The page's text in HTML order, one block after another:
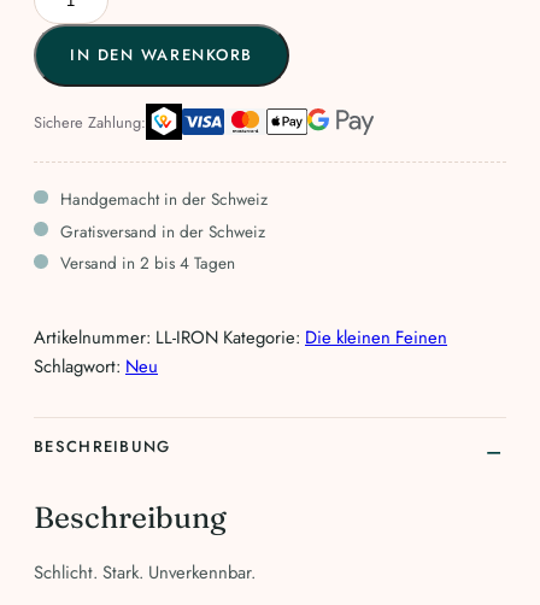
Menge
IN DEN WARENKORB
Sichere Zahlung:
Handgemacht in der Schweiz
Gratisversand in der Schweiz
Versand in 2 bis 4 Tagen
Artikelnummer: LL-IRON Kategorie: Die kleinen Feinen
Schlagwort: Neu
BESCHREIBUNG
Beschreibung
Schlicht. Stark. Unverkennbar.